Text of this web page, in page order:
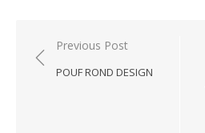
Post
navigation
Previous Post
POUF ROND DESIGN